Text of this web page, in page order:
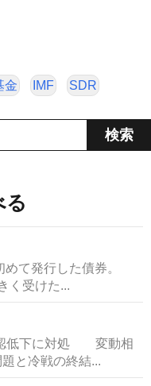
金 IMF SDR
る
て発行した債券。
受けた...
下に対処 変動相
冷戦の終結...